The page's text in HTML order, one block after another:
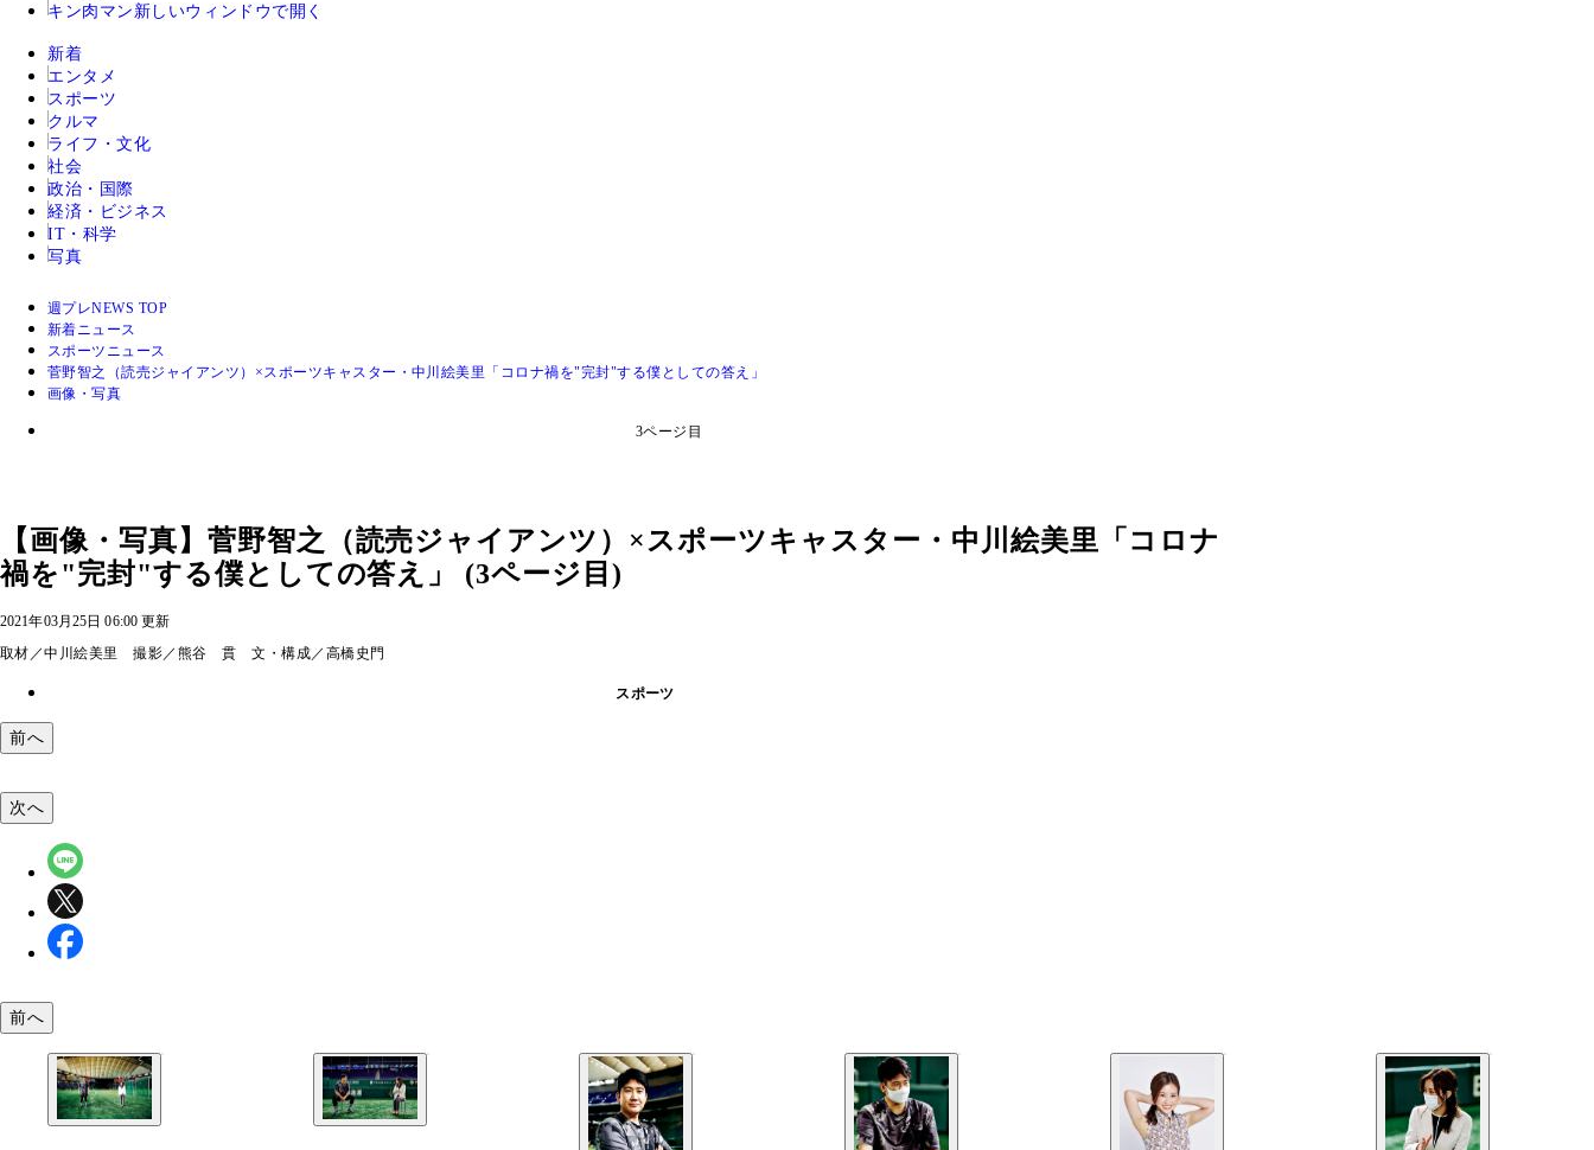
キン肉マン 新しいウィンドウで開く
新着
エンタメ
スポーツ
クルマ
ライフ・文化
社会
政治・国際
経済・ビジネス
IT・科学
写真
週プレNEWS TOP
新着ニュース
スポーツニュース
菅野智之（読売ジャイアンツ）×スポーツキャスター・中川絵美里「コロナ禍を"完封"する僕としての答え」
画像・写真
3ページ目
【画像・写真】菅野智之（読売ジャイアンツ）×スポーツキャスター・中川絵美里「コロナ
禍を"完封"する僕としての答え」 (3ページ目)
2021年03月25日 06:00 更新
取材／中川絵美里 撮影／熊谷 貫 文・構成／高橋史門
スポーツ
前へ
次へ
前へ